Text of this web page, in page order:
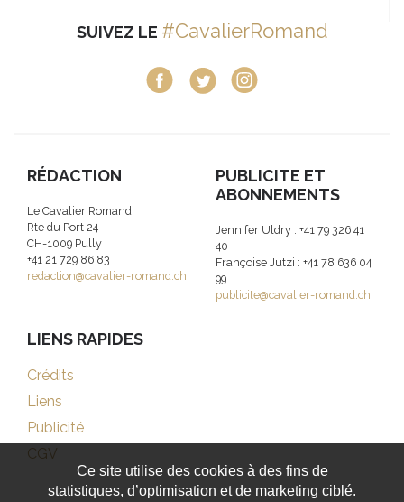
SUIVEZ LE #CavalierRomand
RÉDACTION
Le Cavalier Romand
Rte du Port 24
CH-1009 Pully
+41 21 729 86 83
redaction@cavalier-romand.ch
PUBLICITE ET
ABONNEMENTS
Jennifer Uldry : +41 79 326 41
40
Françoise Jutzi : +41 78 636 04
99
publicite@cavalier-romand.ch
LIENS RAPIDES
Crédits
Liens
Publicité
CGV
Ce site utilise des cookies à des fins de
statistiques, d’optimisation et de marketing ciblé.